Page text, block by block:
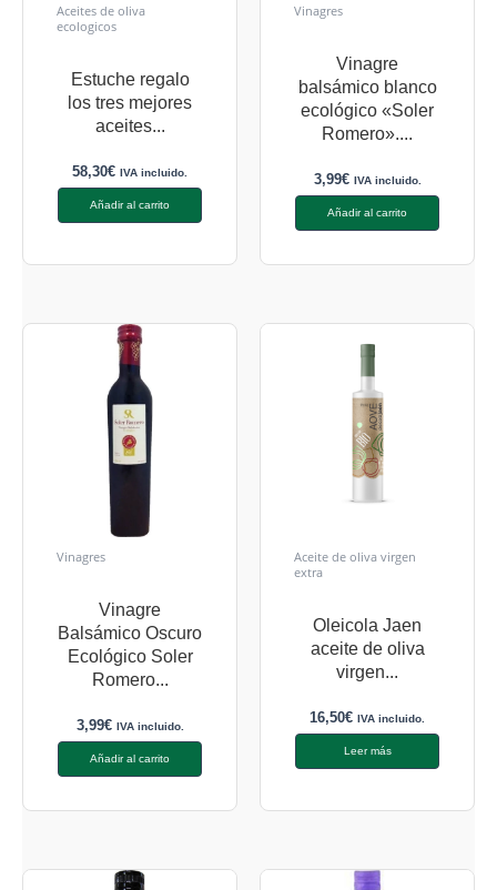
Aceites de oliva
ecologicos
Estuche regalo
los tres mejores
aceites...
58,30€ IVA incluido.
Añadir al carrito
Vinagres
Vinagre
balsámico blanco
ecológico «Soler
Romero»....
3,99€ IVA incluido.
Añadir al carrito
Vinagres
Vinagre
Balsámico Oscuro
Ecológico Soler
Romero...
3,99€ IVA incluido.
Añadir al carrito
Aceite de oliva virgen
extra
Oleicola Jaen
aceite de oliva
virgen...
16,50€ IVA incluido.
Leer más